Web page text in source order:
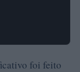
foi feito